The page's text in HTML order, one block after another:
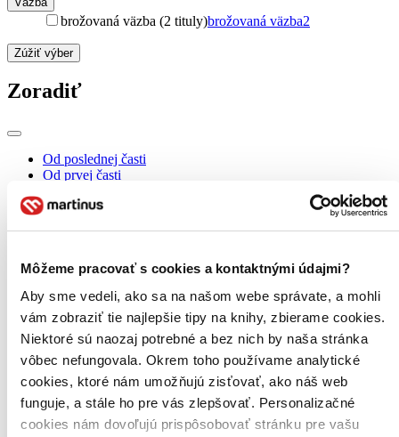
Môžeme pracovať s cookies a kontaktnými údajmi?
Aby sme vedeli, ako sa na našom webe správate, a mohli
vám zobraziť tie najlepšie tipy na knihy, zbierame cookies.
Niektoré sú naozaj potrebné a bez nich by naša stránka
vôbec nefungovala. Okrem toho používame analytické
cookies, ktoré nám umožňujú zisťovať, ako náš web
funguje, a stále ho pre vás zlepšovať. Personalizačné
cookies nám dovoľujú prispôsobovať stránku pre vašu
brožovaná väzba (2 tituly)brožovaná väzba2
Zúžiť výber
Zoradiť
Od poslednej časti
Od prvej časti
Top hodnotené